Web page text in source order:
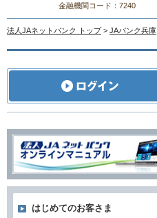
金融機関コード：7240
法人JAネットバンク トップ > JAバンク兵庫
はじめてのお客さま